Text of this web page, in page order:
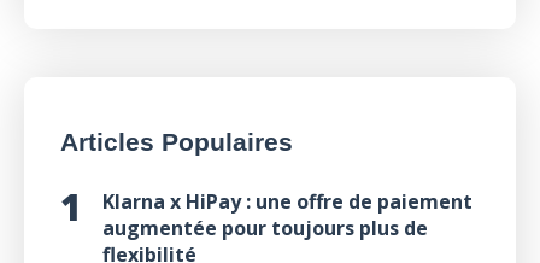
Articles Populaires
Klarna x HiPay : une offre de paiement
augmentée pour toujours plus de
flexibilité